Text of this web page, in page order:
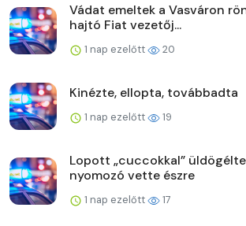
Vádat emeltek a Vasváron
hajtó Fiat vezetőj...
1 nap ezelőtt 20
Kinézte, ellopta, továbbadta
1 nap ezelőtt 19
Lopott „cuccokkal”
nyomozó vette észre
1 nap ezelőtt 17